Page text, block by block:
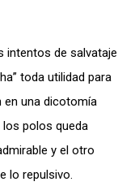
intentos de salvataje
toda utilidad para
en una dicotomía
polos queda
y el otro
lo repulsivo.